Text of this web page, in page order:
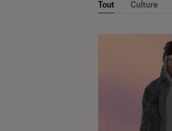
Tout Culture